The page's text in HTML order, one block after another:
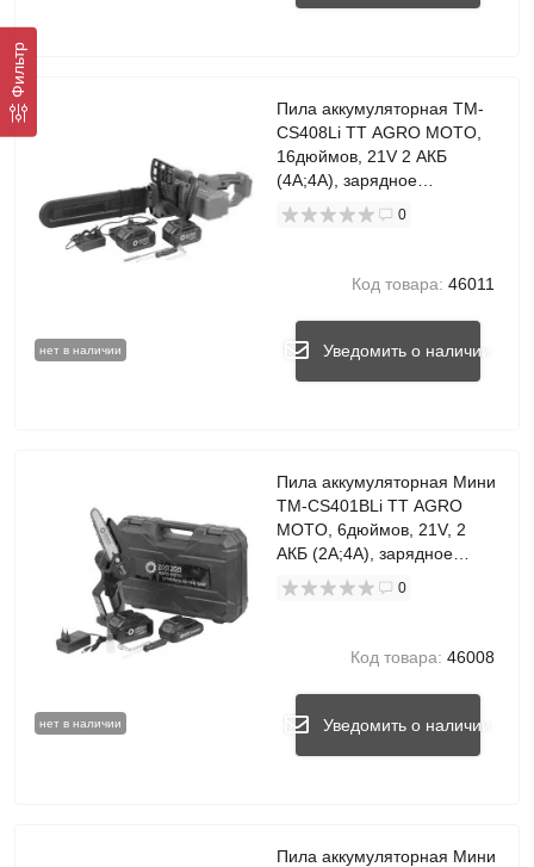
Фильтр
нет в наличии
Пила аккумуляторная TM-
CS408Li TT AGRO MOTO,
16дюймов, 21V 2 АКБ
(4A;4A), зарядное
устройство
0
Код товара: 46011
Уведомить о наличии
нет в наличии
Пила аккумуляторная Мини
TM-CS401BLi TT AGRO
MOTO, 6дюймов, 21V, 2
АКБ (2A;4A), зарядное
устройство
0
Код товара: 46008
Уведомить о наличии
Пила аккумуляторная Мини